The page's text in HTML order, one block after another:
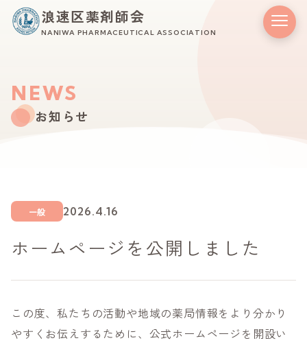
浪速区薬剤師会
NANIWA PHARMACEUTICAL ASSOCIATION
NEWS
お知らせ
一般 2026.4.16
ホームページを公開しました
この度、私たちの活動や地域の薬局情報をより分かり
やすくお伝えするために、公式ホームページを開設い